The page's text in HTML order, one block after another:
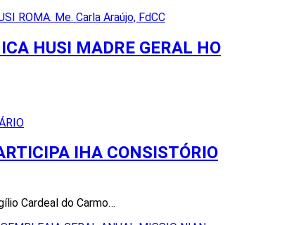
HUSI MADRE GERAL HO
IHA CONSISTÓRIO
Cardeal do Carmo…